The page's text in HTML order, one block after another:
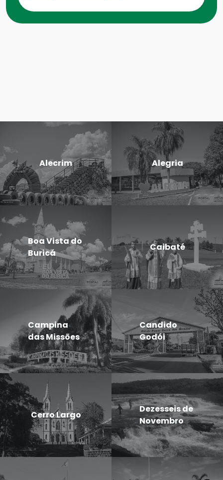
Alecrim Alegria
Boa Vista do
Buricá
Caibaté
Campina
das Missões
Candido
Godói
Cerro Largo
Dezesseis de
Novembro